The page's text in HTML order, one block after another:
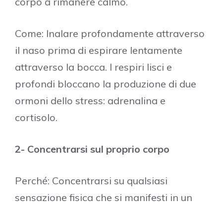
Come: Inalare profondamente attraverso
il naso prima di espirare lentamente
attraverso la bocca. I respiri lisci e
profondi bloccano la produzione di due
ormoni dello stress: adrenalina e
cortisolo.
2- Concentrarsi sul proprio corpo
Perché: Concentrarsi su qualsiasi
sensazione fisica che si manifesti in un